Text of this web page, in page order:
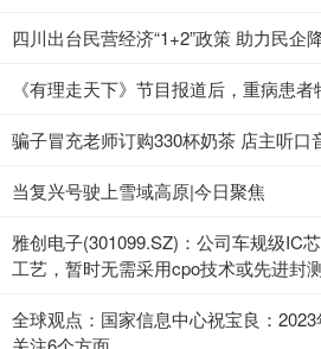
四川出台民营经济“1+2”政策 助力民企
《有理走天下》节目报道后，重病患
骗子冒充老师订
当复兴号驶上雪域高原|今日聚焦
雅创电子(301099.SZ)：公司车规级IC
工艺，暂时无需采用cpo技术或先进封
全球观点：国家信息中心祝宝良：